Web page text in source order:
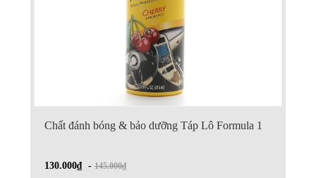
Chất đánh bóng & bảo dưỡng Táp Lô Formula 1
130.000₫ - 145.000₫